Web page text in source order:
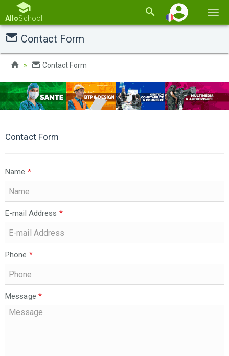
la
AlloSchool
Contact Form
Contact Form
Contact Form
Name *
E-mail Address *
Phone *
Message *